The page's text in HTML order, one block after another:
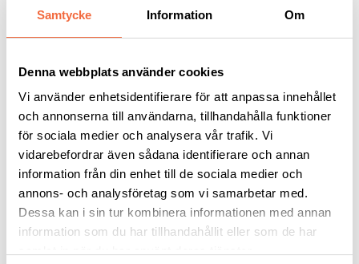
Samtycke Information Om
Denna webbplats använder cookies
Vi använder enhetsidentifierare för att anpassa innehållet
och annonserna till användarna, tillhandahålla funktioner
för sociala medier och analysera vår trafik. Vi
vidarebefordrar även sådana identifierare och annan
information från din enhet till de sociala medier och
annons- och analysföretag som vi samarbetar med.
Dessa kan i sin tur kombinera informationen med annan
information som du har tillhandahållit eller som de har
Begagnat & demo
Slitdelar & Tillbehör
Fläkt & Filtersystem
Mjukvara
Skärbord
Tillbehör kapmaskiner
Skärvätska
Bandsågblad metall
Rullbanesystem
Tillbehör Bockmaskiner
Kantpressverktyg tillbehör
Bulthållare mm.
Service & Support